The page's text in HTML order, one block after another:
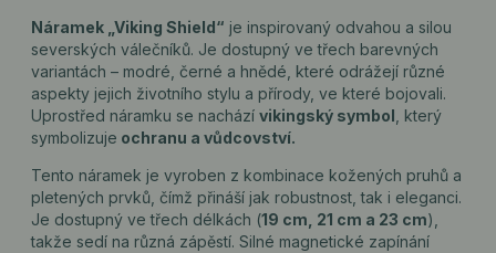
Náramek „Viking Shield“ je inspirovaný odvahou a silou
severských válečníků. Je dostupný ve třech barevných
variantách – modré, černé a hnědé, které odrážejí různé
aspekty jejich životního stylu a přírody, ve které bojovali.
Uprostřed náramku se nacházívikingský symbol , který
symbolizuje ochranu a vůdcovství.
Tento náramek je vyroben z kombinace kožených pruhů a
pletených prvků, čímž přináší jak robustnost, tak i eleganci.
Je dostupný ve třech délkách (19 cm, 21 cm a 23 cm),
takže sedí na různá zápěstí. Silné magnetické zapínání